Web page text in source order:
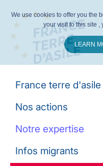
France terre d'asile
Nos actions
Notre expertise
Infos migrants
We use cookies to offer you the
your visit to this site ,
LEARN